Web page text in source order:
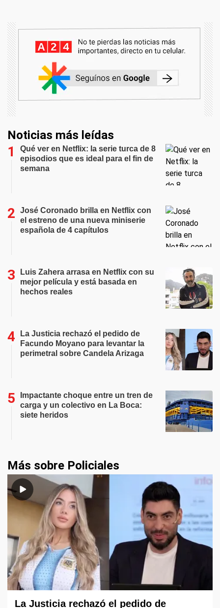
Noticias más leídas
Qué ver en Netflix: la serie turca de 8
episodios que es ideal para el fin de
semana
José Coronado brilla en Netflix con
el estreno de una nueva miniserie
española de 4 capítulos
Luis Zahera arrasa en Netflix con su
mejor película y está basada en
hechos reales
La Justicia rechazó el pedido de
Facundo Moyano para levantar la
perimetral sobre Candela Arizaga
Impactante choque entre un tren de
carga y un colectivo en La Boca:
siete heridos
Más sobre Policiales
La Justicia rechazó el pedido de